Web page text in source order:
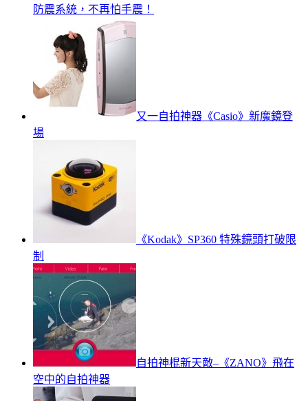
防震系統，不再怕手震！
又一自拍神器《Casio》新魔鏡登
場
《Kodak》SP360 特殊鏡頭打破限
制
自拍神棍新天敵–《ZANO》飛在
空中的自拍神器